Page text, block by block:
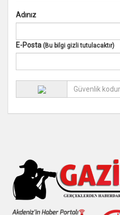
Adınız
E-Posta (Bu bilgi gizli tutulacaktır)